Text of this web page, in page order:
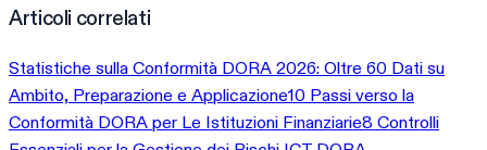
Articoli correlati
Statistiche sulla Conformità DORA 2026: Oltre 60 Dati su
Ambito, Preparazione e Applicazione10 Passi verso la
Conformità DORA per Le Istituzioni Finanziarie8 Controlli